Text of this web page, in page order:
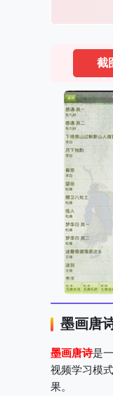
截
墨画唐
墨画唐诗是
视频学习模
果。